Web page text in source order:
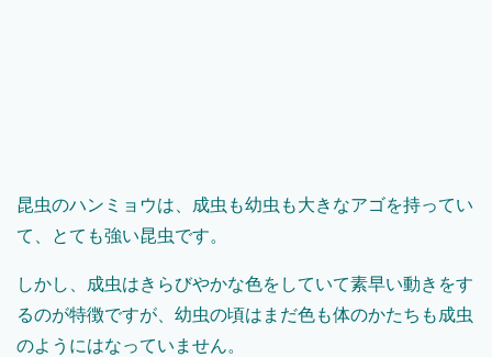
昆虫のハンミョウは、成虫も幼虫も大きなアゴを持ってい
て、とても強い昆虫です。
しかし、成虫はきらびやかな色をしていて素早い動きをす
るのが特徴ですが、幼虫の頃はまだ色も体のかたちも成虫
のようにはなっていません。